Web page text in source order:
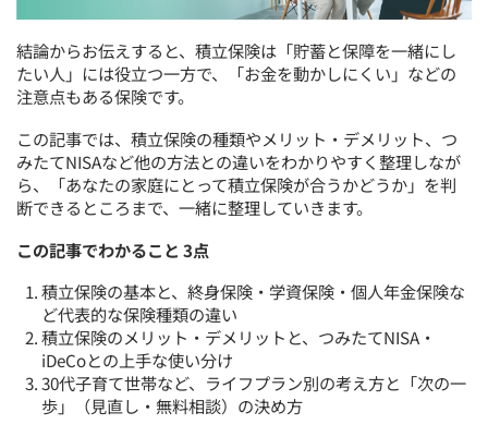
結論からお伝えすると、積立保険は「貯蓄と保障を一緒にし
たい人」には役立つ一方で、「お金を動かしにくい」などの
注意点もある保険です。
この記事では、積立保険の種類やメリット・デメリット、つ
みたてNISAなど他の方法との違いをわかりやすく整理しなが
ら、「あなたの家庭にとって積立保険が合うかどうか」を判
断できるところまで、一緒に整理していきます。
この記事でわかること 3点
積立保険の基本と、終身保険・学資保険・個人年金保険な
ど代表的な保険種類の違い
積立保険のメリット・デメリットと、つみたてNISA・
iDeCoとの上手な使い分け
30代子育て世帯など、ライフプラン別の考え方と「次の一
歩」（見直し・無料相談）の決め方